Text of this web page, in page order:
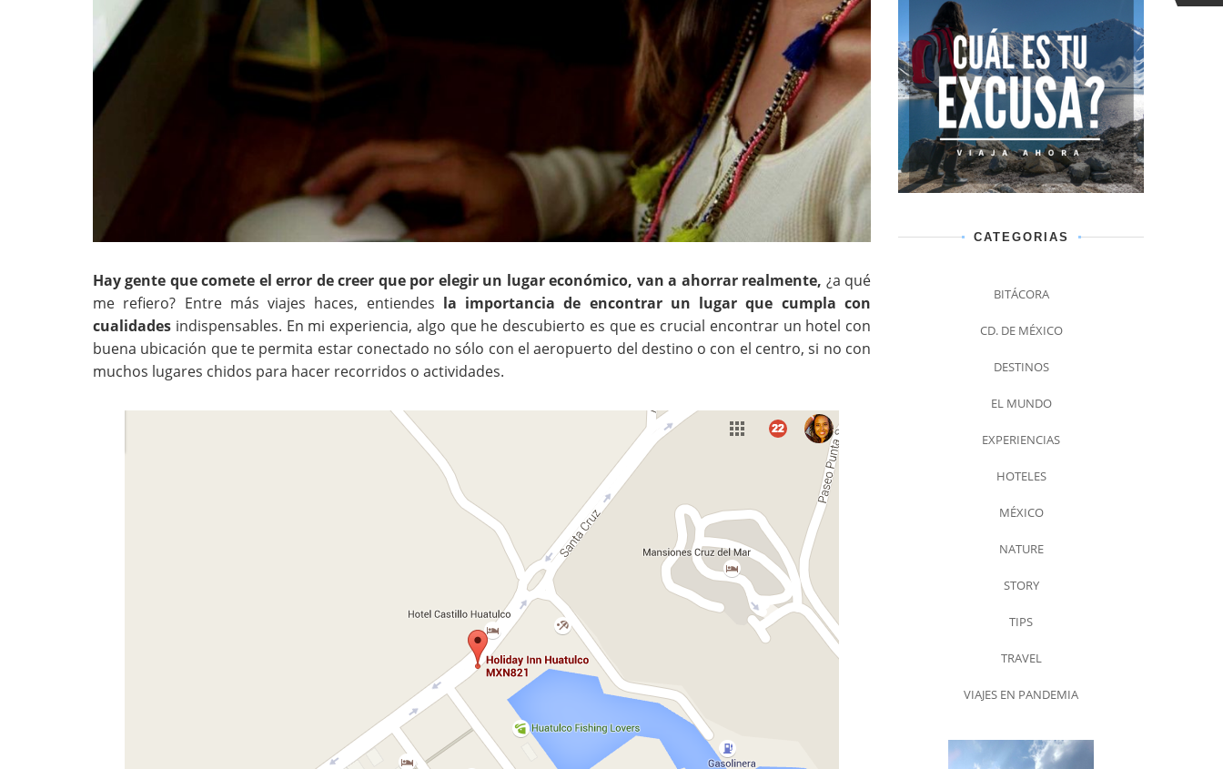
Hay gente que comete el error de creer que por elegir un lugar económico, van a ahorrar realmente, ¿a qué
me refiero? Entre más viajes haces, entiendes la importancia de encontrar un lugar que cumpla con
cualidades indispensables. En mi experiencia, algo que he descubierto es que es crucial encontrar un hotel con
buena ubicación que te permita estar conectado no sólo con el aeropuerto del destino o con el centro, si no con
muchos lugares chidos para hacer recorridos o actividades.
CATEGORIAS
BITÁCORA
CD. DE MÉXICO
DESTINOS
EL MUNDO
EXPERIENCIAS
HOTELES
MÉXICO
NATURE
STORY
TIPS
TRAVEL
VIAJES EN PANDEMIA